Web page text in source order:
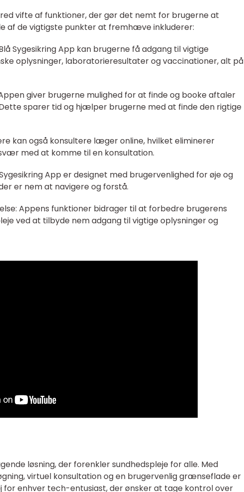
vifte af funktioner, der gør det nemt for brugerne at
af de vigtigste punkter at fremhæve inkluderer:
Sygesikring App kan brugerne få adgang til vigtige
oplysninger, laboratorieresultater og vaccinationer, alt på
giver brugerne mulighed for at finde og booke aftaler
sparer tid og hjælper brugerne med at finde den rigtige
kan også konsultere læger online, hvilket eliminerer
med at komme til en konsultation.
App er designet med brugervenlighed for øje og
er nem at navigere og forstå.
Appens funktioner bidrager til at forbedre brugerens
ved at tilbyde nem adgang til vigtige oplysninger og
løsning, der forenkler sundhedspleje for alle. Med
virtuel konsultation og en brugervenlig grænseflade er
enhver tech-entusiast, der ønsker at tage kontrol over